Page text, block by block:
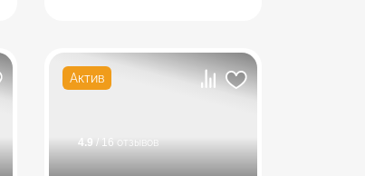
Актив
4.9 / 16 отзывов